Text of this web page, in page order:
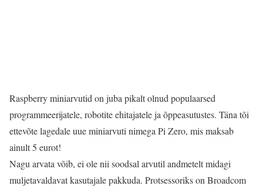
Raspberry miniarvutid on juba pikalt olnud populaarsed
programmeerijatele, robotite ehitajatele ja õppeasutustes. Täna tõi
ettevõte lagedale uue miniarvuti nimega Pi Zero, mis maksab
ainult 5 eurot!
Nagu arvata võib, ei ole nii soodsal arvutil andmetelt midagi
muljetavaldavat kasutajale pakkuda. Protsessoriks on Broadcom